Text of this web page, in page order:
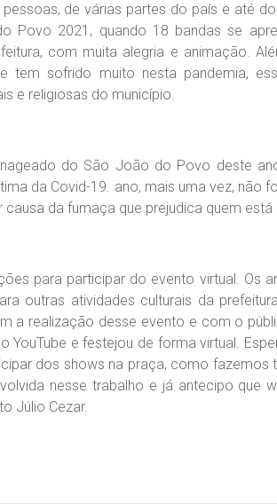
de várias partes do país e até
Povo 2021, quando 18 bandas se
com muita alegria e animação.
tem sofrido muito nesta pandemia,
e religiosas do município.
do São João do Povo deste
da Covid-19. ano, mais uma vez, não
causa da fumaça que prejudica quem
para participar do evento virtual. Os
outras atividades culturais da
a realização desse evento e com o
YouTube e festejou de forma virtual.
dos shows na praça, como fazemos
nesse trabalho e já antecipo que
Júlio Cezar.